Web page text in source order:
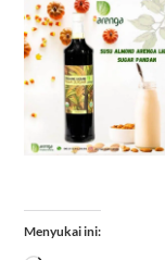
Menyukai ini: